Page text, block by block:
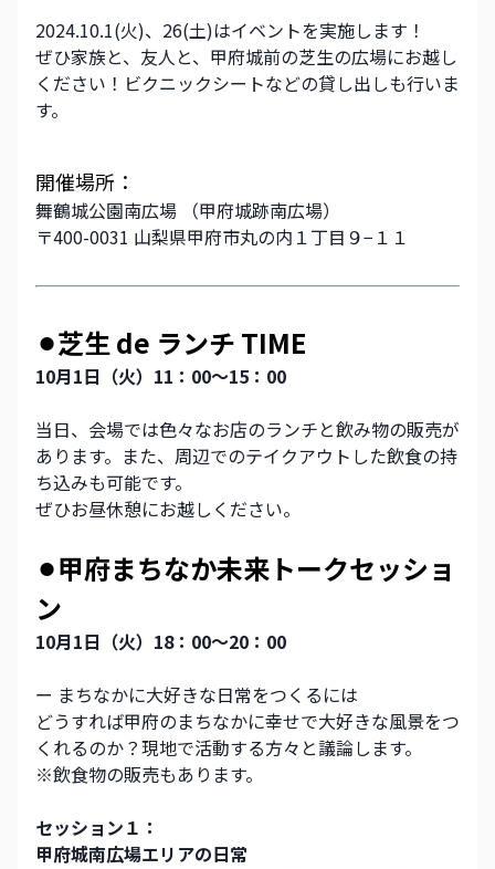
2024.10.1(火)、26(土)はイベントを実施します！
ぜひ家族と、友人と、甲府城前の芝生の広場にお越し
ください！ビクニックシートなどの貸し出しも行いま
す。
開催場所：
舞鶴城公園南広場 （甲府城跡南広場）
〒400-0031 山梨県甲府市丸の内１丁目９−１１
⚫︎芝生 de ランチ TIME
10月1日（火）11：00～15：00
当日、会場では色々なお店のランチと飲み物の販売が
あります。また、周辺でのテイクアウトした飲食の持
ち込みも可能です。
ぜひお昼休憩にお越しください。
⚫︎甲府まちなか未来トークセッショ
ン
10月1日（火）18：00～20：00
ー まちなかに大好きな日常をつくるには
どうすれば甲府のまちなかに幸せで大好きな風景をつ
くれるのか？現地で活動する方々と議論します。
※飲食物の販売もあります。
セッション１：
甲府城南広場エリアの日常